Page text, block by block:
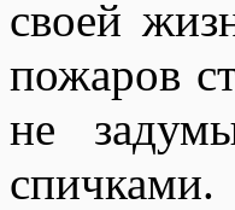
своей
пожаров
не
спичками.